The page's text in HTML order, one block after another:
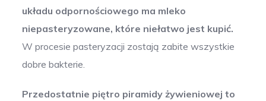
układu odpornościowego ma mleko
niepasteryzowane, które niełatwo jest kupić.
W procesie pasteryzacji zostają zabite wszystkie
dobre bakterie.
Przedostatnie piętro piramidy żywieniowej to